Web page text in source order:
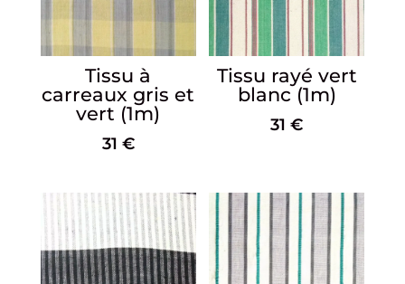
Tissu à
carreaux gris et
vert (1m)
31 €
Tissu rayé vert
blanc (1m)
31€